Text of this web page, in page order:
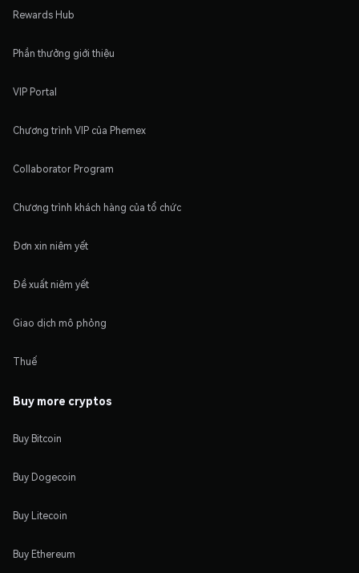
Rewards Hub
Phần thưởng giới thiệu
VIP Portal
Chương trình VIP của Phemex
Collaborator Program
Chương trình khách hàng của tổ chức
Đơn xin niêm yết
Đề xuất niêm yết
Giao dịch mô phỏng
Thuế
Buy more cryptos
Buy Bitcoin
Buy Dogecoin
Buy Litecoin
Buy Ethereum